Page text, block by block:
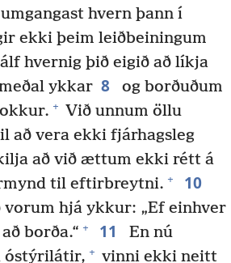
hvern þann í
ekki þeim leiðbeiningum
hvernig þið eigið að líkja
ykkar 8
og borðuðum
+ Við unnum öllu
að vera ekki fjárhagsleg
að við ættum ekki rétt á
til eftirbreytni. + 10
hjá ykkur: „Ef einhver
borða.“ + 11
En nú
óstýrilátir, + vinni ekki neitt